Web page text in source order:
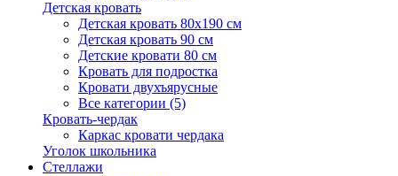
Детская кровать
Детская кровать 80х190 см
Детская кровать 90 см
Детские кровати 80 см
Кровать для подростка
Кровати двухъярусные
Все категории (5)
Кровать-чердак
Каркас кровати чердака
Уголок школьника
Стеллажи